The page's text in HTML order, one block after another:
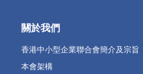
關於我們
香港中小型企業聯合會簡介及宗旨
本會架構